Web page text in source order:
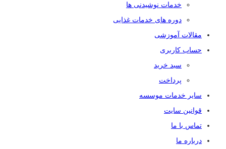
خدمات نوشیدنی ها
دوره های خدمات غذایی
مقالات آموزشی
حساب کاربری
سبد خرید
پرداخت
سایر خدمات موسسه
قوانین سایت
تماس با ما
درباره ما